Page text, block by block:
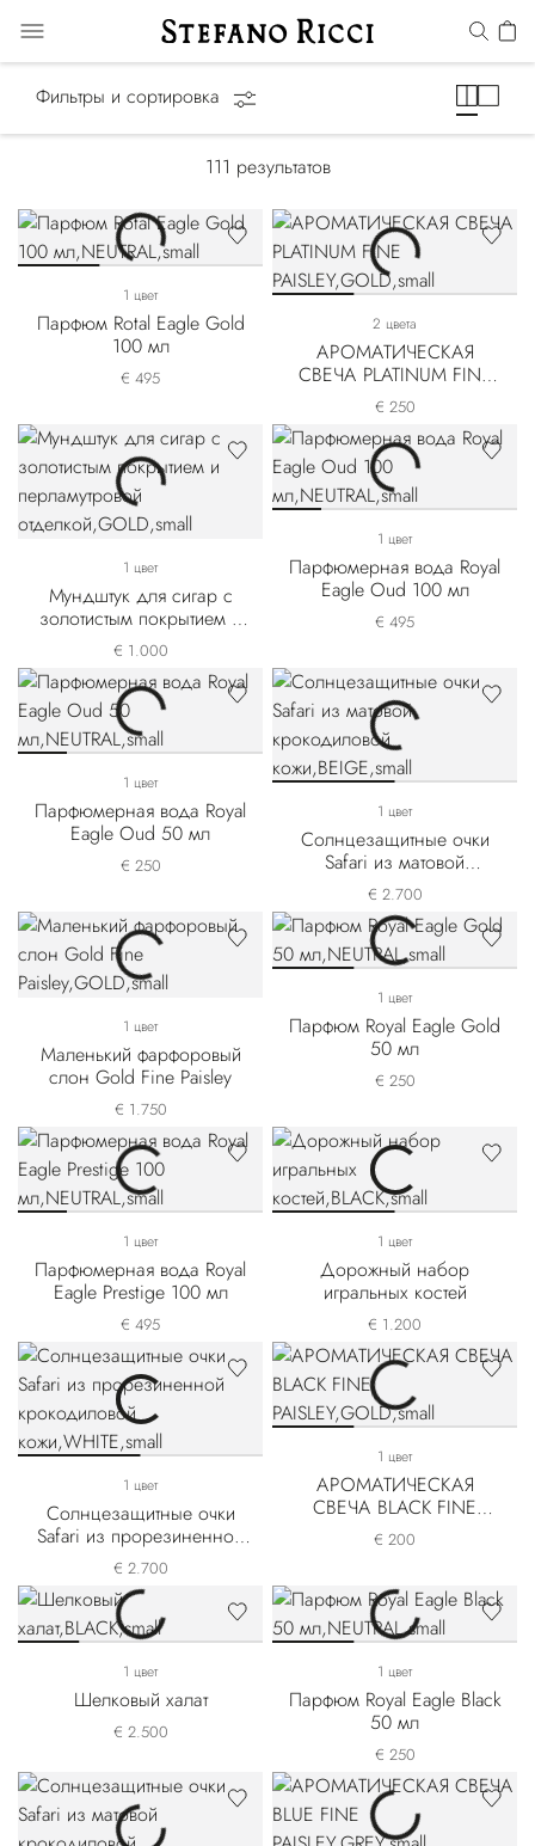
Фильтры и сортировка
111 результатов
1 цвет
Парфюм Rotal Eagle Gold
100 мл
€ 495
2 цвета
АРОМАТИЧЕСКАЯ
СВЕЧА PLATINUM FINE
PAISLEY
€ 250
1 цвет
Мундштук для сигар с
золотистым покрытием и
перламутровой отделкой
€ 1.000
1 цвет
Парфюмерная вода Royal
Eagle Oud 100 мл
€ 495
1 цвет
Парфюмерная вода Royal
Eagle Oud 50 мл
€ 250
1 цвет
Солнцезащитные очки
Safari из матовой
крокодиловой кожи
€ 2.700
1 цвет
Маленький фарфоровый
слон Gold Fine Paisley
€ 1.750
1 цвет
Парфюм Royal Eagle Gold
50 мл
€ 250
1 цвет
Парфюмерная вода Royal
Eagle Prestige 100 мл
€ 495
1 цвет
Дорожный набор
игральных костей
€ 1.200
1 цвет
Солнцезащитные очки
Safari из прорезиненной
крокодиловой кожи
€ 2.700
1 цвет
АРОМАТИЧЕСКАЯ
СВЕЧА BLACK FINE
PAISLEY
€ 200
1 цвет
Шелковый халат
€ 2.500
1 цвет
Парфюм Royal Eagle Black
50 мл
€ 250